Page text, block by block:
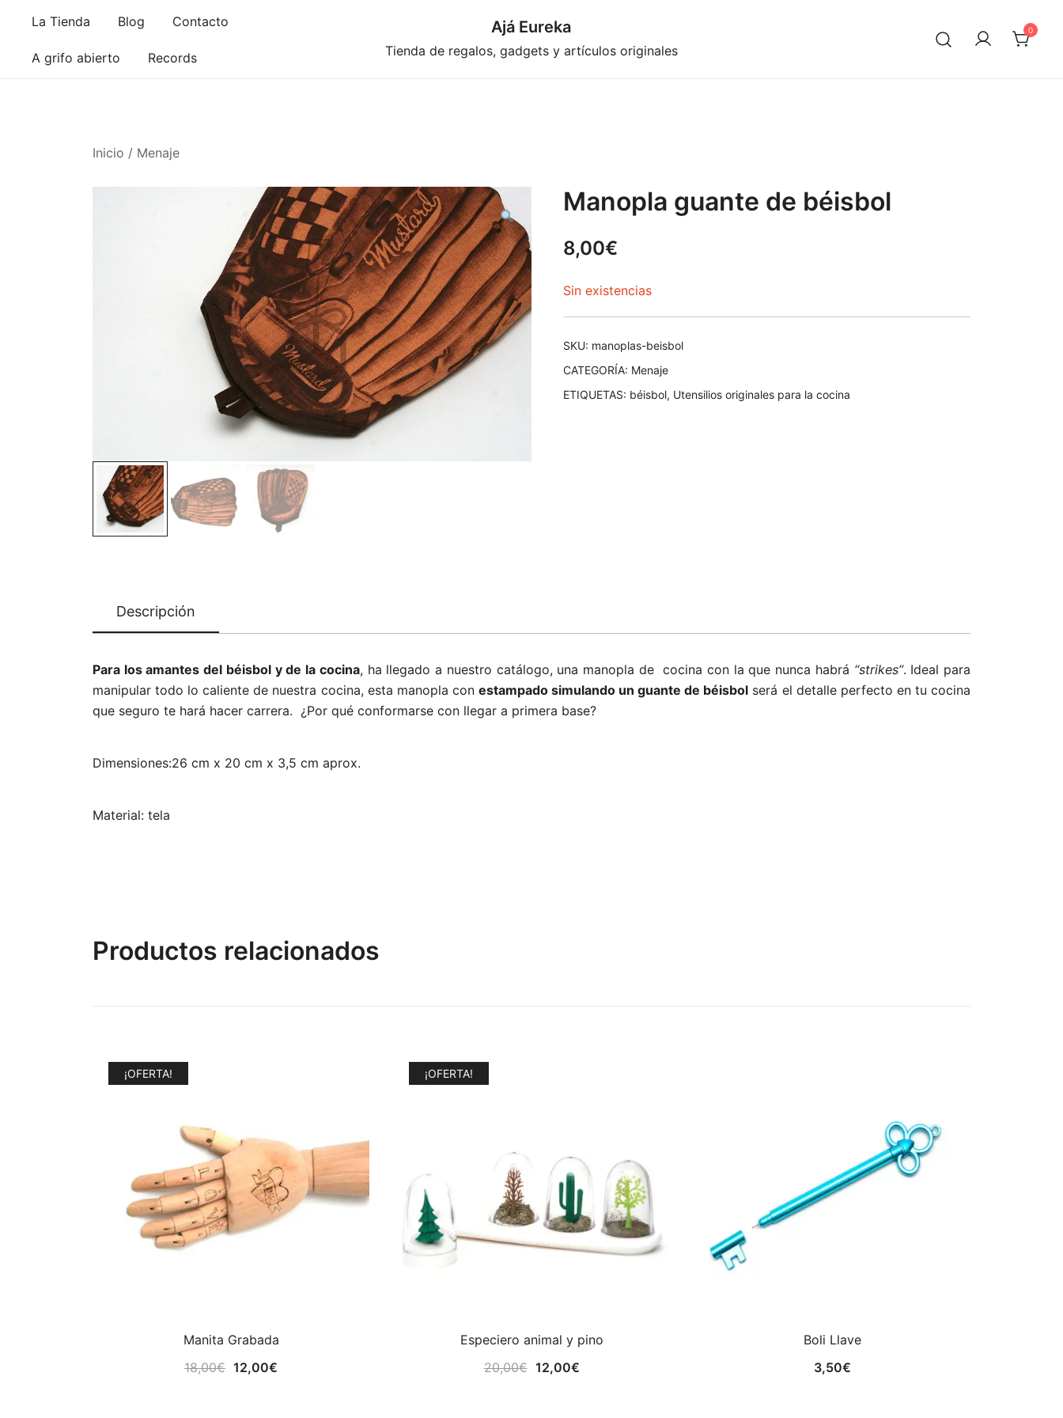
contenido
La Tienda Blog Contacto
A grifo abierto Records
Ajá Eureka
Tienda de regalos, gadgets y artículos originales
0
Inicio / Menaje
Manopla guante de béisbol
8,00€
Sin existencias
SKU: manoplas-beisbol
CATEGORÍA: Menaje
ETIQUETAS: béisbol, Utensilios originales para la cocina
Descripción
Para los amantes del béisbol y de la cocina, ha llegado a nuestro catálogo, una manopla de cocina con la que nunca habrá “strikes”. Ideal para
manipular todo lo caliente de nuestra cocina, esta manopla con estampado simulando un guante de béisbol será el detalle perfecto en tu cocina
que seguro te hará hacer carrera. ¿Por qué conformarse con llegar a primera base?
Dimensiones:26 cm x 20 cm x 3,5 cm aprox.
Material: tela
Productos relacionados
¡OFERTA!
Manita Grabada
18,00€ El
12,00€
¡OFERTA!
Especiero animal y pino
20,00€ El
12,00€El
Boli Llave
3,50€